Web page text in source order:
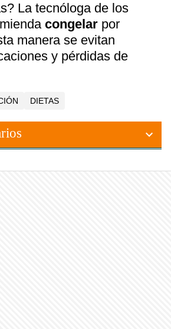
La tecnóloga de los
congelar por
manera se evitan
y pérdidas de
DIETAS